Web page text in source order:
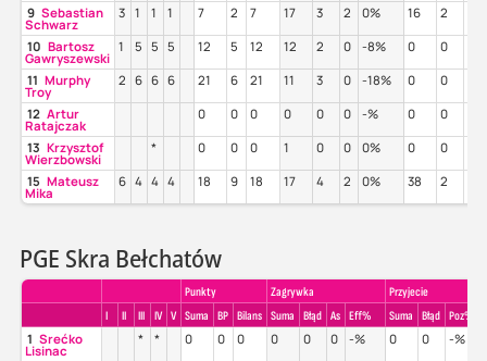
9 Sebastian
Schwarz
3 1 1 1 7 2 7 17 3 2 0% 16 2
10 Bartosz
Gawryszewski
1 5 5 5 12 5 12 12 2 0 -8% 0 0
11 Murphy
Troy
2 6 6 6 21 6 21 11 3 0 -18% 0 0
12 Artur
Ratajczak
0 0 0 0 0 0 -% 0 0
13 Krzysztof
Wierzbowski
* 0 0 0 1 0 0 0% 0 0
15 Mateusz
Mika
6 4 4 4 18 9 18 17 4 2 0% 38 2
PGE Skra Bełchatów
Punkty Zagrywka
Przyjecie
I
II III IV V Suma BP Bilans Suma Błąd As Eff% Suma Błąd Poz%
1 Srećko
Lisinac
* * 0 0 0 0 0 0 -% 0 0 -%